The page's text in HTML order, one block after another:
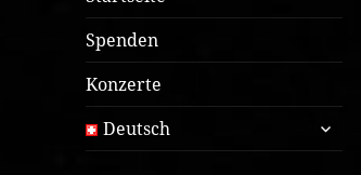
child
Spenden
Konzerte
Deutsch
expand
child